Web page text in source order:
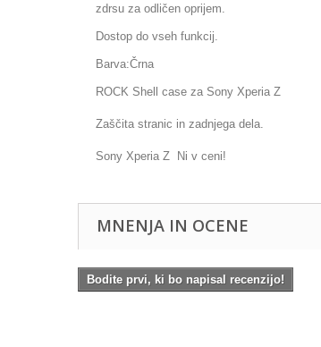
zdrsu za odličen oprijem.
Dostop do vseh funkcij.
Barva:Črna
ROCK Shell case za Sony Xperia Z
Zaščita stranic in zadnjega dela.
Sony Xperia Z Ni v ceni!
MNENJA IN OCENE
Bodite prvi, ki bo napisal recenzijo!